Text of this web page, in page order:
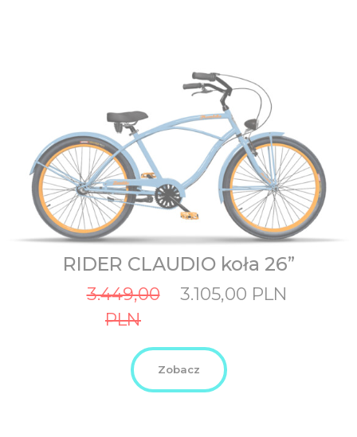
RIDER CLAUDIO koła 26”
3.449,00
PLN
Original
price
PLN.
3.105,00 PLN
Zobacz